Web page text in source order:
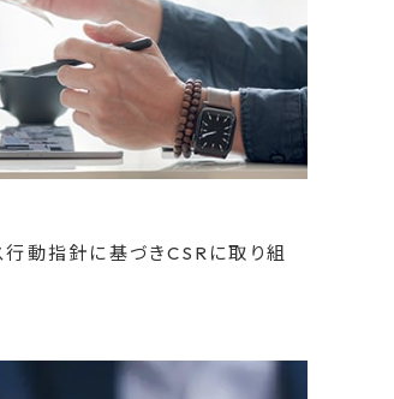
行動指針に基づきCSRに取り組